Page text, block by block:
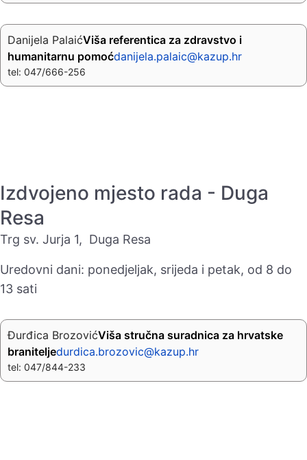
Danijela PalaićViša referentica za zdravstvo i
humanitarnu pomoćdanijela.palaic@kazup.hr
tel: 047/666-256
Izdvojeno mjesto rada - Duga
Resa
Trg sv. Jurja 1, Duga Resa
Uredovni dani: ponedjeljak, srijeda i petak, od 8 do
13 sati
Đurđica BrozovićViša stručna suradnica za hrvatske
braniteljedurdica.brozovic@kazup.hr
tel: 047/844-233